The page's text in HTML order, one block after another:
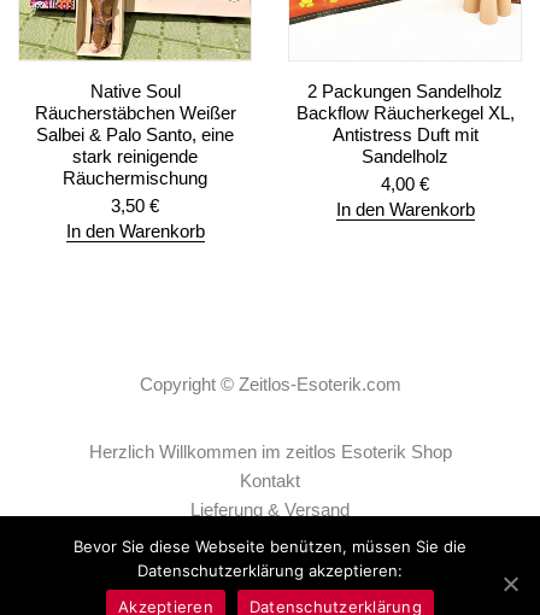
Native Soul
Räucherstäbchen Weißer
Salbei & Palo Santo, eine
stark reinigende
Räuchermischung
3,50 €
In den Warenkorb
2 Packungen Sandelholz
Backflow Räucherkegel XL,
Antistress Duft mit
Sandelholz
4,00 €
In den Warenkorb
Copyright © Zeitlos-Esoterik.com
Herzlich Willkommen im zeitlos Esoterik Shop
Kontakt
Lieferung & Versand
AGB
Datenschutzerklärung
Impressum
Bevor Sie diese Webseite benützen, müssen Sie die
Datenschutzerklärung akzeptieren:
Akzeptieren
Datenschutzerklärung